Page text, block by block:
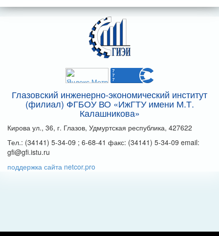
Глазовский инженерно-экономический институт
(филиал) ФГБОУ ВО «ИжГТУ имени М.Т.
Калашникова»
Кирова ул., 36, г. Глазов, Удмуртская республика, 427622
Тел.: (34141) 5-34-09 ; 6-68-41 факс: (34141) 5-34-09 email:
gfi@gfi.istu.ru
поддержка сайта netcor.pro